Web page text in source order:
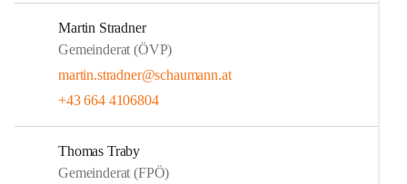
Martin Stradner
Gemeinderat (ÖVP)
martin.stradner@schaumann.at
+43 664 4106804
Thomas Traby
Gemeinderat (FPÖ)